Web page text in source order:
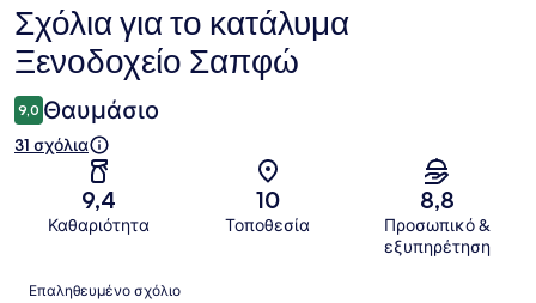
Σχόλια
Σχόλια για το κατάλυμα
Ξενοδοχείο Σαπφώ
9,0 Θαυμάσιο
31 σχόλια
9,4
Καθαριότητα
10
Τοποθεσία
8,8
Προσωπικό &
εξυπηρέτηση
Σχόλια
Επαληθευμένο σχόλιο